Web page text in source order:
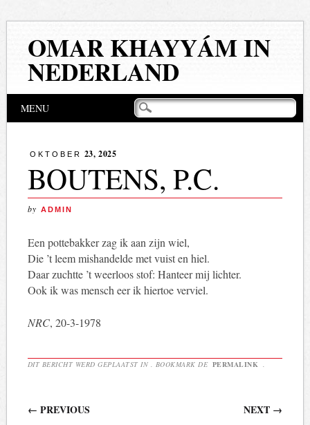
OMAR KHAYYÁM IN
NEDERLAND
Hoofdmenu
MENU
OKTOBER 23, 2025
BOUTENS, P.C.
by ADMIN
Een pottebakker zag ik aan zijn wiel,
Die ’t leem mishandelde met vuist en hiel.
Daar zuchtte ’t weerloos stof: Hanteer mij lichter.
Ook ik was mensch eer ik hiertoe verviel.
NRC, 20-3-1978
DIT BERICHT WERD GEPLAATST IN . BOOKMARK DE PERMALINK
Berichtnavigatie
← PREVIOUS NEXT →